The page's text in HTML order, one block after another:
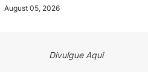
August 05, 2026
Divulgue Aqui